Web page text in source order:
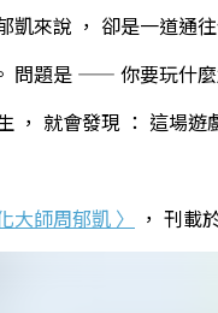
來說 ， 卻是一道通
問題是 —— 你要玩什
， 就會發現 ： 這場遊
大師周郁凱 〉 ， 刊載